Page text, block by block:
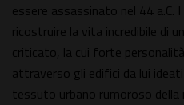
essere assassinato nel 44 a.C.
ricostruire la vita incredibile di
criticato, la cui forte
attraverso gli edifici da lui
tessuto urbano rumoroso